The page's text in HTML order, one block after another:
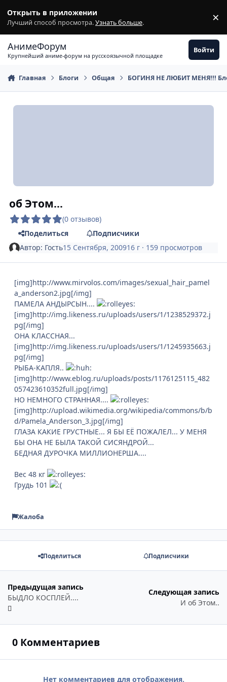
Открыть в приложении
Лучший способ просмотра.Узнать больше. ×
АнимеФорум
Крупнейший аниме-форум на русскоязычной площадке
Войти
Главная Блоги Общая БОГИНЯ НЕ ЛЮБИТ МЕНЯ!!!
об Этом...
(0 отзывов)
Поделиться
Подписчики
Автор: Гость15 Сентября, 200916 г · 159 просмотров
[img]http://www.mirvolos.com/images/sexual_hair_pamel
a_anderson2.jpg[/img]
ПАМЕЛА АНДЫРСЫН....
[img]http://img.likeness.ru/uploads/users/1/1238529372.j
pg[/img]
ОНА КЛАССНАЯ...
[img]http://img.likeness.ru/uploads/users/1/1245935663.j
pg[/img]
РЫБА-КАПЛЯ..
[img]http://www.eblog.ru/uploads/posts/1176125115_482
057423610352full.jpg[/img]
НО НЕМНОГО СТРАННАЯ....
[img]http://upload.wikimedia.org/wikipedia/commons/b/b
d/Pamela_Anderson_3.jpg[/img]
ГЛАЗА КАКИЕ ГРУСТНЫЕ... Я БЫ ЕЁ ПОЖАЛЕЛ... У МЕНЯ
БЫ ОНА НЕ БЫЛА ТАКОЙ СИСЯНДРОЙ...
БЕДНАЯ ДУРОЧКА МИЛЛИОНЕРША....
Вес 48 кг
Грудь 101
Жалоба
Поделиться Подписчики
Предыдущая запись
БЫДЛО КОСПЛЕЙ....
Следующая запись
И об Этом..
0 Комментариев
Нет комментариев для отображения.